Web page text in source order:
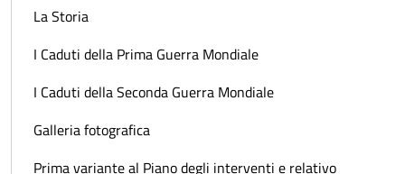
La Storia
I Caduti della Prima Guerra Mondiale
I Caduti della Seconda Guerra Mondiale
Galleria fotografica
Prima variante al Piano degli interventi e relativo